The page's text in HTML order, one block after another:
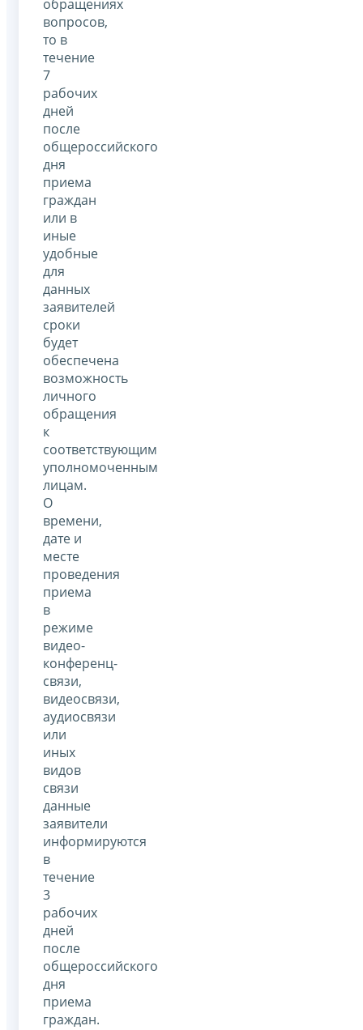
обращениях
вопросов,
то в
течение
7
рабочих
дней
после
общероссийского
дня
приема
граждан
или в
иные
удобные
для
данных
заявителей
сроки
будет
обеспечена
возможность
личного
обращения
к
соответствующим
уполномоченным
лицам.
О
времени,
дате и
месте
проведения
приема
в
режиме
видео-
конференц-
связи,
видеосвязи,
аудиосвязи
или
иных
видов
связи
данные
заявители
информируются
в
течение
3
рабочих
дней
после
общероссийского
дня
приема
граждан.